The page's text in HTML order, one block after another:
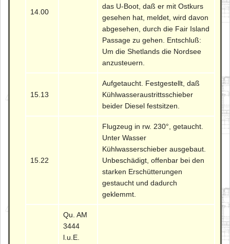
14.00
das U-Boot, daß er mit Ostkurs
gesehen hat, meldet, wird davon
abgesehen, durch die Fair Island
Passage zu gehen. Entschluß:
Um die Shetlands die Nordsee
anzusteuern.
15.13
Aufgetaucht. Festgestellt, daß
Kühlwasseraustrittsschieber
beider Diesel festsitzen.
15.22
Flugzeug in rw. 230°, getaucht.
Unter Wasser
Kühlwasserschieber ausgebaut.
Unbeschädigt, offenbar bei den
starken Erschütterungen
gestaucht und dadurch
geklemmt.
Qu. AM
3444
l.u.E.